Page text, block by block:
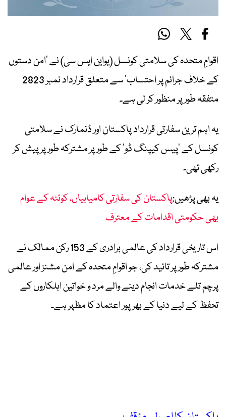
اقوامِ متحدہ کی سلامتی کونسل (یواین ایس سی) نے ’امن دستوں
کے خلاف جرائم پر احتساب‘ سے متعلق قرارداد نمبر 2823
متفقہ طور پر منظور کر لی ہے۔
یہ اہم ترین سفارتی قرارداد پاکستان اور ڈنمارک نے سلامتی
کونسل کے ‘پیس کیپنگ ڈو’ کے طور پر مشترکہ طور پر پیش کر
رکھی تھی۔
یہ بھی پڑھیں:پاکستان کی سفارتی کامیابیاں، کوئٹہ کے عوام
بھی حکومتی اقدامات کے معترف
اس تاریخی قرارداد کی عالمی برادری کے 153 رکن ممالک نے
مشترکہ طور پر تائید کی، جو اقوامِ متحدہ کے امن مشنز اور عالمی
پرچم تلے خدمات انجام دینے والے مرد و خواتین اہلکاروں کے
تحفظ کے لیے دنیا کے بھرپور اعتماد کا مظہر ہے۔